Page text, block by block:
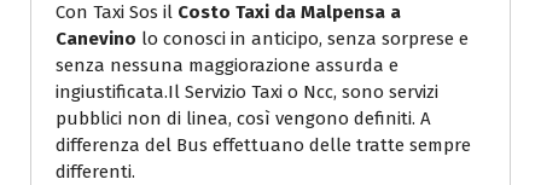
Con Taxi Sos il Costo Taxi da Malpensa a
Canevino lo conosci in anticipo, senza sorprese e
senza nessuna maggiorazione assurda e
ingiustificata.Il Servizio Taxi o Ncc, sono servizi
pubblici non di linea, così vengono definiti. A
differenza del Bus effettuano delle tratte sempre
differenti.